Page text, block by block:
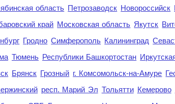
область Петрозаводск Новороссийск
край Московская область Якутск
Гродно Симферополь Калининград
Тюмень Республики Башкортостан
Брянск Грозный г. Комсомольск-на-Амуре
респ. Марий Эл Тольятти Кемерово